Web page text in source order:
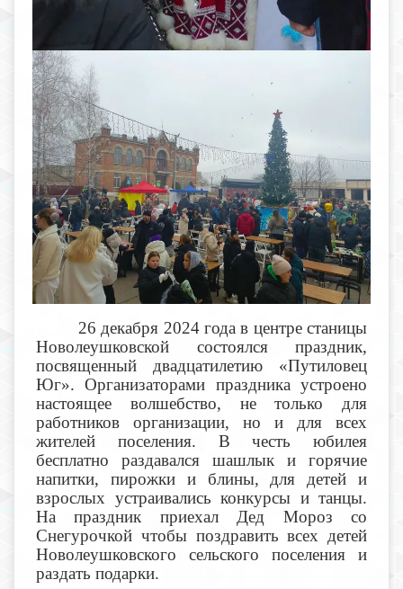
26 декабря 2024 года в центре станицы
Новолеушковской состоялся праздник,
посвященный двадцатилетию «Путиловец
Юг». Организаторами праздника устроено
настоящее волшебство, не только для
работников организации, но и для всех
жителей поселения. В честь юбилея
бесплатно раздавался шашлык и горячие
напитки, пирожки и блины, для детей и
взрослых устраивались конкурсы и танцы.
На праздник приехал Дед Мороз со
Снегурочкой чтобы поздравить всех детей
Новолеушковского сельского поселения и
раздать подарки.